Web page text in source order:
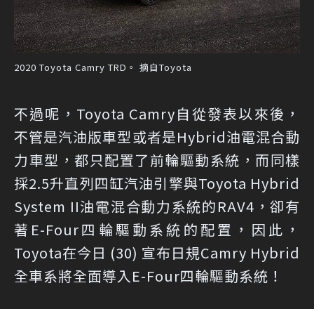
2020 Toyota Camry TRD。 摘自Toyota
不過呢，Toyota Camry自從發表以來後，
不管是汽油版車型或者是Hybrid油電混合動
力車型，都只配置了前輪驅動系統，而同樣
採2.5升直列四缸汽油引擎與Toyota Hybrid
System II油電混合動力系統的RAV4，卻有
著E-Four四輪驅動系統的配置，因此，
Toyota在今日 (30) 宣布日規Camry Hybrid
全車系將全面導入E-Four四輪驅動系統！